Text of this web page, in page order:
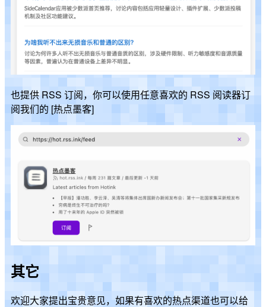
也提供 RSS 订阅，你可以使用任意喜欢的 RSS 阅读器订
阅我们的 [热点墨客]
其它
欢迎大家提出宝贵意见，如果有喜欢的热点渠道也可以给